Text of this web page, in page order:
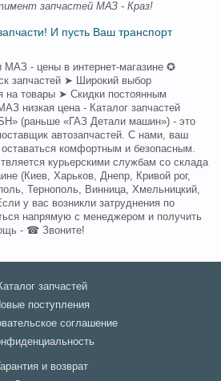
запчастей МАЗ - Краз!
И пусть Ваш транспорт
МАЗ - цены в интернет-магазине ✪
запчастей ➤ Широкий выбор
на товары ➤ Скидки постоянным
низкая цена - Каталог запчастей
(раньше «ГАЗ Детали машин») - это
автозапчастей. С нами, ваш
комфортным и безопасным.
курьерскими службам со склада
(Киев, Харьков, Днепр, Кривой рог,
Тернополь, Винница, Хмельницкий,
у вас возникли затруднения по
напрямую с менеджером и получить
- ☎ Звоните!
запчастей
поступления
соглашение
Гарантия и возврат